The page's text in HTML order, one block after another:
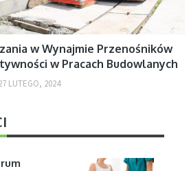
w Wynajmie Przenośników
w Pracach Budowlanych
LUTEGO, 2024